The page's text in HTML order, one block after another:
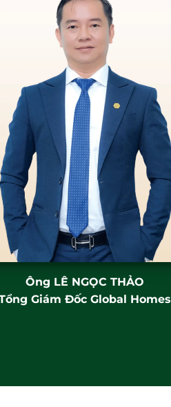
Ông LÊ NGỌC THẢO
Giám Đốc Global Homes